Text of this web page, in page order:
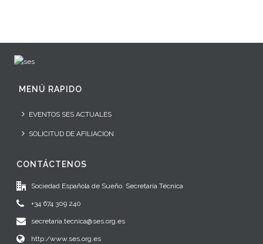
MENÚ RAPIDO
EVENTOS SES ACTUALES
SOLICITUD DE AFILIACION
CONTÁCTENOS
Sociedad Española de Sueño. Secretaría Técnica
+34 674 309 240
secretaria.tecnica@ses.org.es
http:/www.ses.org.es